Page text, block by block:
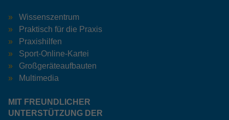
Wissenszentrum
Praktisch für die Praxis
Praxishilfen
Sport-Online-Kartei
Großgeräteaufbauten
Multimedia
MIT FREUNDLICHER
UNTERSTÜTZUNG DER